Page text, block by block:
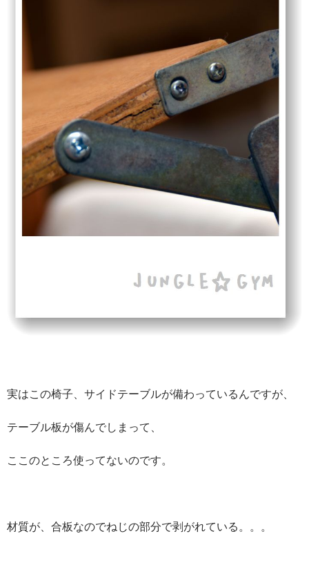
実はこの椅子、サイドテーブルが備わっているんですが、
テーブル板が傷んでしまって、
ここのところ使ってないのです。
材質が、合板なのでねじの部分で剥がれている。。。